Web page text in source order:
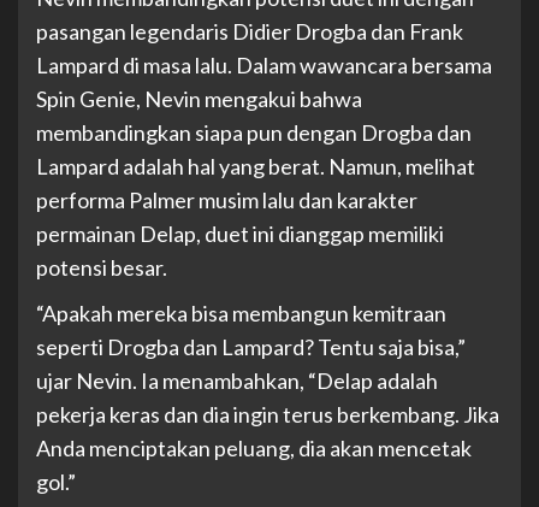
pasangan legendaris Didier Drogba dan Frank
Lampard di masa lalu. Dalam wawancara bersama
Spin Genie, Nevin mengakui bahwa
membandingkan siapa pun dengan Drogba dan
Lampard adalah hal yang berat. Namun, melihat
performa Palmer musim lalu dan karakter
permainan Delap, duet ini dianggap memiliki
potensi besar.
“Apakah mereka bisa membangun kemitraan
seperti Drogba dan Lampard? Tentu saja bisa,”
ujar Nevin. Ia menambahkan, “Delap adalah
pekerja keras dan dia ingin terus berkembang. Jika
Anda menciptakan peluang, dia akan mencetak
gol.”